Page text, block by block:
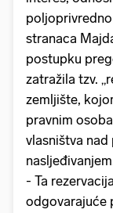
stranaca
postupku
zatražila tzv.
zemljište,
pravnim
vlasništva
- Ta
odgovarajuće